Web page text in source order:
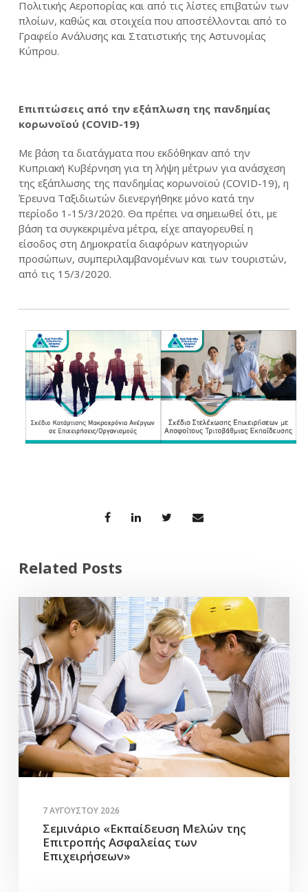
Πολιτικής Αεροπορίας και από τις λίστες επιβατών των
πλοίων, καθώς και στοιχεία που αποστέλλονται από το
Γραφείο Ανάλυσης και Στατιστικής της Αστυνομίας
Κύπρου.
Επιπτώσεις από την εξάπλωση της πανδημίας
κορωνοϊού (COVID-19)
Με βάση τα διατάγματα που εκδόθηκαν από την
Κυπριακή Κυβέρνηση για τη λήψη μέτρων για ανάσχεση
της εξάπλωσης της πανδημίας κορωνοϊού (COVID-19), η
Έρευνα Ταξιδιωτών διενεργήθηκε μόνο κατά την
περίοδο 1-15/3/2020. Θα πρέπει να σημειωθεί ότι, με
βάση τα συγκεκριμένα μέτρα, είχε απαγορευθεί η
είσοδος στη Δημοκρατία διαφόρων κατηγοριών
προσώπων, συμπεριλαμβανομένων και των τουριστών,
από τις 15/3/2020.
Related Posts
7 ΑΥΓΟΎΣΤΟΥ 2026
Σεμινάριο «Εκπαίδευση Μελών της
Επιτροπής Ασφαλείας των
Επιχειρήσεων»